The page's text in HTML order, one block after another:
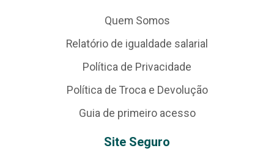
Quem Somos
Relatório de igualdade salarial
Política de Privacidade
Política de Troca e Devolução
Guia de primeiro acesso
Site Seguro